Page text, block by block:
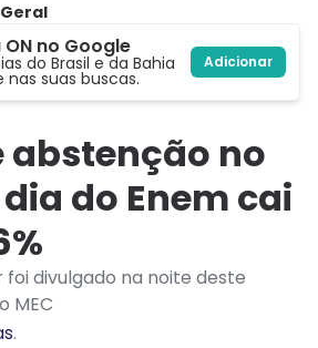
Geral
no Google
do Brasil e da Bahia
suas buscas.
Adicionar
abstenção no
do Enem cai
divulgado na noite deste
MEC
.